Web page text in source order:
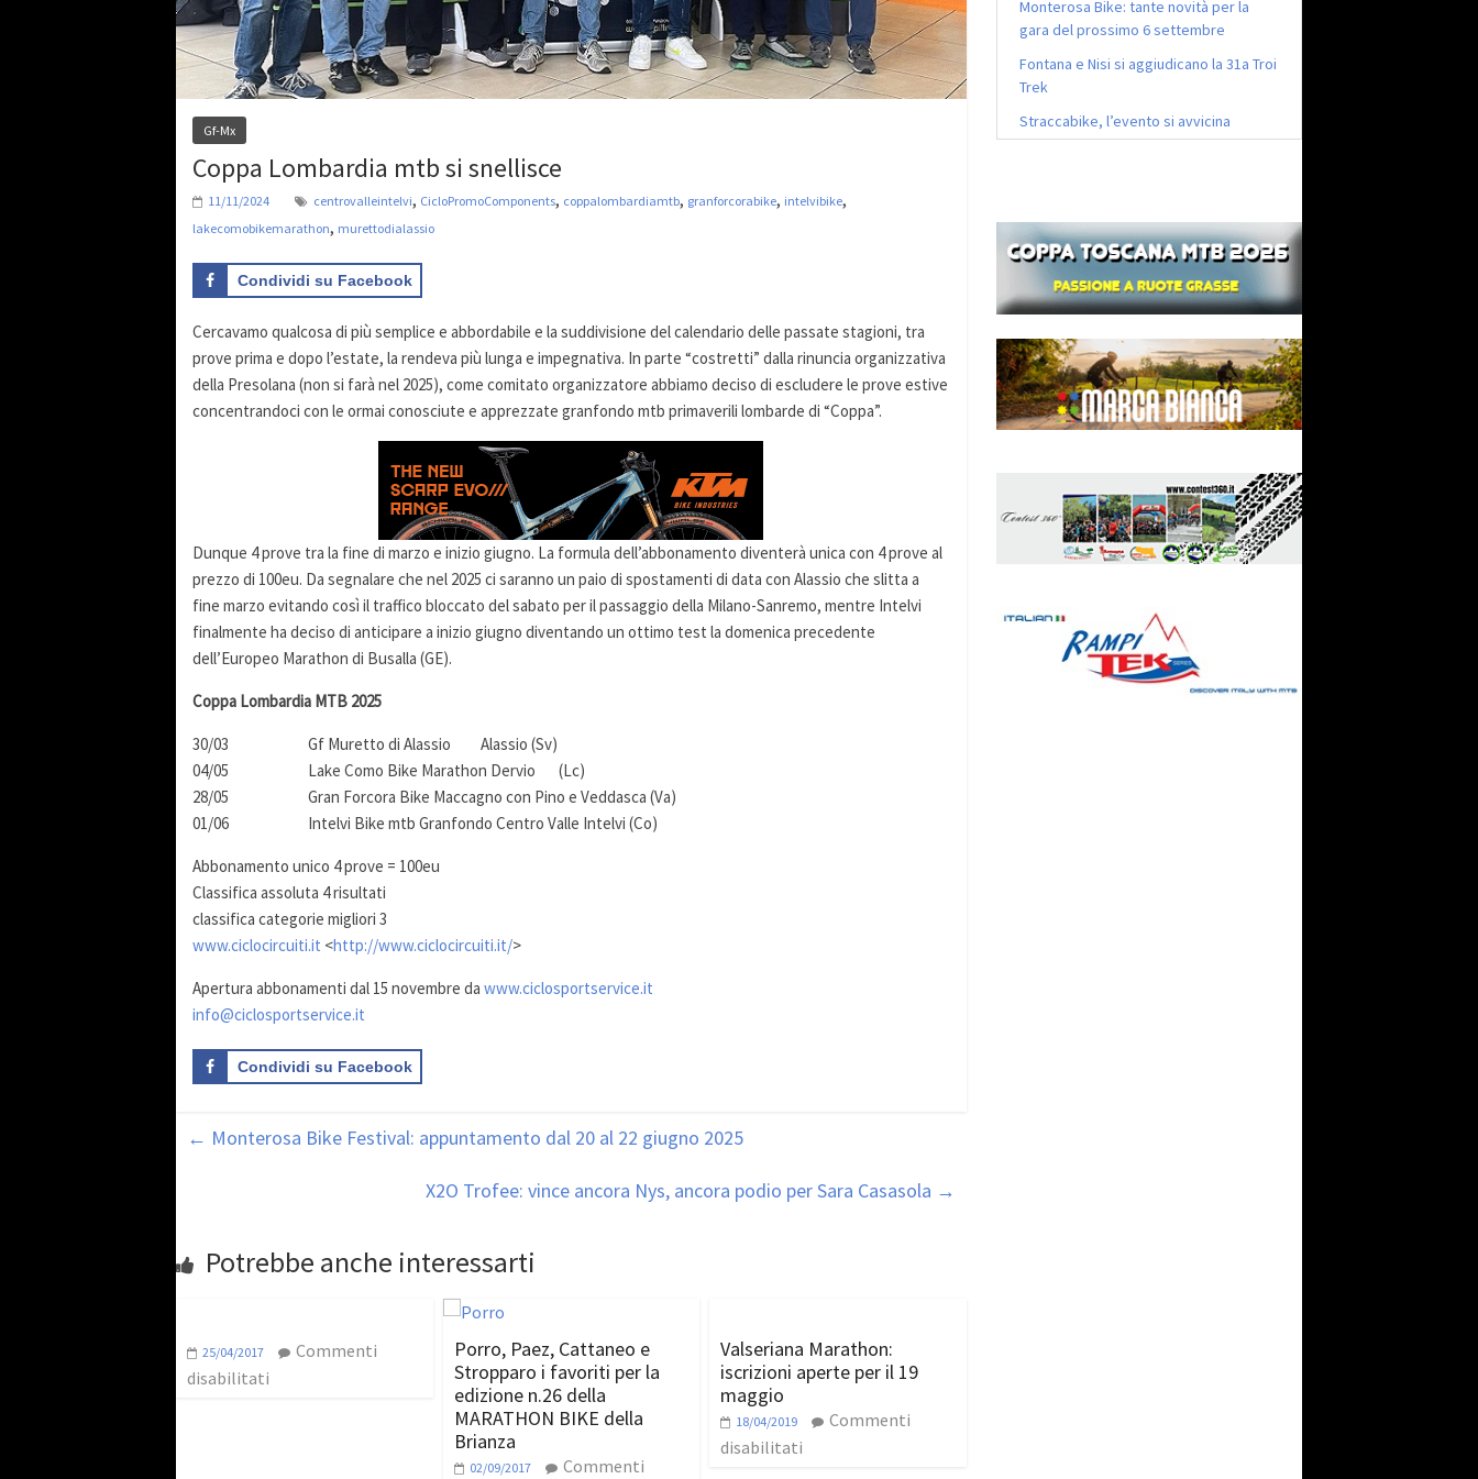
Gf-Mx
Coppa Lombardia mtb si snellisce
11/11/2024 centrovalleintelvi, CicloPromoComponents, coppalombardiamtb, granforcorabike, intelvibike,
lakecomobikemarathon, murettodialassio
Condividi su Facebook
Cercavamo qualcosa di più semplice e abbordabile e la suddivisione del calendario delle passate stagioni, tra
prove prima e dopo l’estate, la rendeva più lunga e impegnativa. In parte “costretti” dalla rinuncia organizzativa
della Presolana (non si farà nel 2025), come comitato organizzatore abbiamo deciso di escludere le prove estive
concentrandoci con le ormai conosciute e apprezzate granfondo mtb primaverili lombarde di “Coppa”.
Dunque 4 prove tra la fine di marzo e inizio giugno. La formula dell’abbonamento diventerà unica con 4 prove al
prezzo di 100eu. Da segnalare che nel 2025 ci saranno un paio di spostamenti di data con Alassio che slitta a
fine marzo evitando così il traffico bloccato del sabato per il passaggio della Milano-Sanremo, mentre Intelvi
finalmente ha deciso di anticipare a inizio giugno diventando un ottimo test la domenica precedente
dell’Europeo Marathon di Busalla (GE).
Coppa Lombardia MTB 2025
30/03 Gf Muretto di Alassio Alassio (Sv)
04/05 Lake Como Bike Marathon Dervio (Lc)
28/05 Gran Forcora Bike Maccagno con Pino e Veddasca (Va)
01/06 Intelvi Bike mtb Granfondo Centro Valle Intelvi (Co)
Abbonamento unico 4 prove = 100eu
Classifica assoluta 4 risultati
classifica categorie migliori 3
www.ciclocircuiti.it <http://www.ciclocircuiti.it/>
Apertura abbonamenti dal 15 novembre da www.ciclosportservice.it
info@ciclosportservice.it
Condividi su Facebook
← Monterosa Bike Festival: appuntamento dal 20 al 22 giugno 2025
X2O Trofee: vince ancora Nys, ancora podio per Sara Casasola →
Potrebbe anche interessarti
25/04/2017
Commenti
disabilitati
Porro, Paez, Cattaneo e
Stropparo i favoriti per la
edizione n.26 della
MARATHON BIKE della
Brianza
02/09/2017
Commenti
Valseriana Marathon:
iscrizioni aperte per il 19
maggio
18/04/2019
Commenti
disabilitati
Monterosa Bike: tante novità per la
gara del prossimo 6 settembre
Fontana e Nisi si aggiudicano la 31a Troi
Trek
Straccabike, l’evento si avvicina